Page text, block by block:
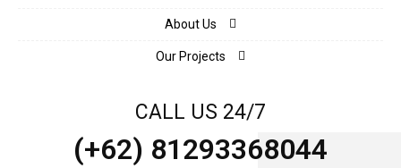
About Us
Our Projects
CALL US 24/7
(+62) 81293368044